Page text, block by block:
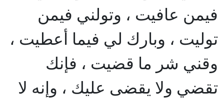
فيمن عافيت ، وتولني فيمن
توليت ، وبارك لي فيما أعطيت ،
وقني شر ما قضيت ، فإنك
تقضي ولا يقضى عليك ، وإنه لا